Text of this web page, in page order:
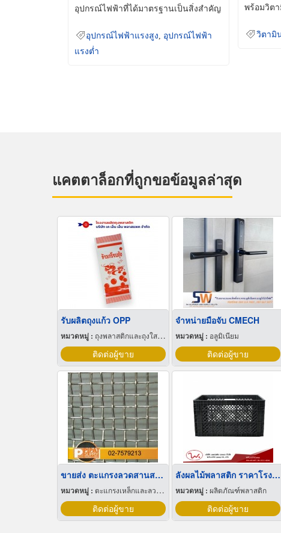
อุปกรณ์ไฟฟ้าที่ได้มาตรฐานเป็นสิ่งสำคัญ
อุปกรณ์ไฟฟ้าแรงสูง
อุปกรณ์ไฟฟ้า
แรงต่ำ
พร้อมวิต
วิตามิ
แคตตาล็อกที่ถูกขอข้อมูลล่าสุด
รับผลิตถุงแก้ว OPP
หมวดหมู่ : ถุงพลาสติกและถุงใสโปร่ง
ติดต่อผู้ขาย
จำหน่ายมือจับ CMECH
หมวดหมู่ : อลูมิเนียม
ติดต่อผู้ขาย
ขายส่ง ตะแกรงลวดสานสแตนเลส
หมวดหมู่ : ตะแกรงเหล็กและลวดตาข่าย
ติดต่อผู้ขาย
ลังผลไม้พลาสติก ราคาโรงงาน
หมวดหมู่ : ผลิตภัณฑ์พลาสติก
ติดต่อผู้ขาย